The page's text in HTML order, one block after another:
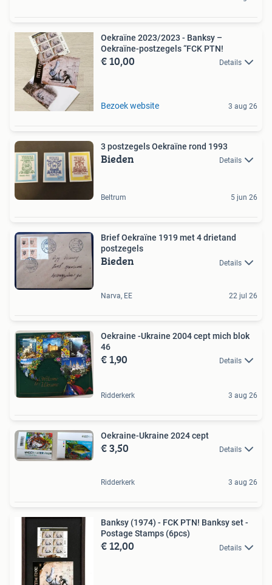
Oekraïne 2023/2023 - Banksy –
Oekraïne-postzegels “FCK PTN!
€ 10,00 Details
Bezoek website 3 aug 26
3 postzegels Oekraïne rond 1993
Bieden Details
Beltrum 5 jun 26
Brief Oekraïne 1919 met 4 drietand
postzegels
Bieden Details
Narva, EE 22 jul 26
Oekraine -Ukraine 2004 cept mich blok
46
€ 1,90 Details
Ridderkerk 3 aug 26
Oekraine-Ukraine 2024 cept
€ 3,50 Details
Ridderkerk 3 aug 26
Banksy (1974) - FCK PTN! Banksy set -
Postage Stamps (6pcs)
€ 12,00 Details